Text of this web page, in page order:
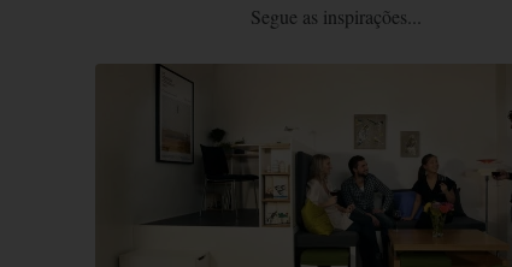
Segue as inspirações...